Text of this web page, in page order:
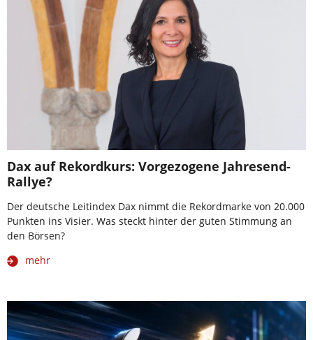
Dax auf Rekordkurs: Vorgezogene Jahresend-
Rallye?
Der deutsche Leitindex Dax nimmt die Rekordmarke von 20.000
Punkten ins Visier. Was steckt hinter der guten Stimmung an
den Börsen?
mehr